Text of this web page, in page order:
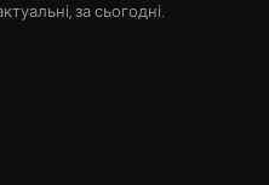
за сьогодні.